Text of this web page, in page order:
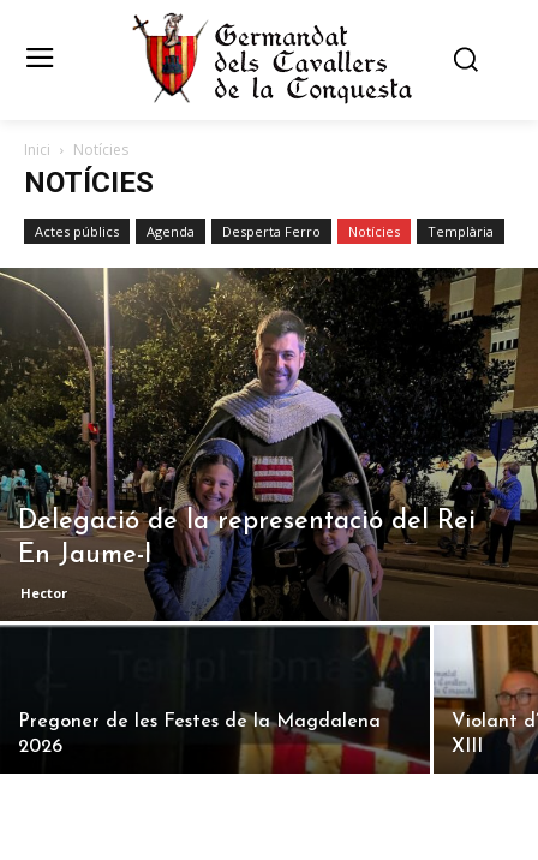
Inici Notícies
NOTÍCIES
Actes públics Agenda Desperta Ferro Notícies Templària
Delegació de la representació del Rei
En Jaume-I
Hector
Pregoner de les Festes de la Magdalena
2026
Violant
XIII